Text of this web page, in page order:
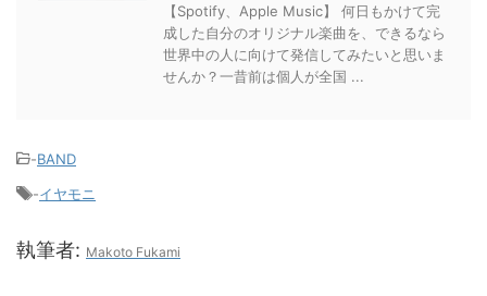
【Spotify、Apple Music】 何日もかけて完
成した自分のオリジナル楽曲を、できるなら
世界中の人に向けて発信してみたいと思いま
せんか？一昔前は個人が全国 ...
-BAND
-イヤモニ
執筆者: Makoto Fukami